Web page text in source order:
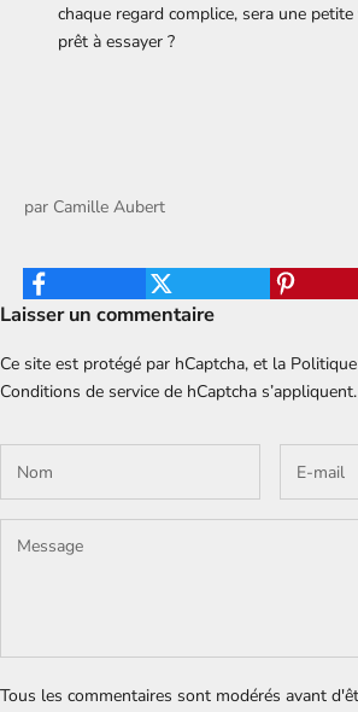
chaque regard complice, sera une
prêt à essayer ?
par Camille Aubert
Laisser un commentaire
Ce site est protégé par hCaptcha, et la
Conditions de service de hCaptcha s’appliquent.
Tous les commentaires sont modérés avant